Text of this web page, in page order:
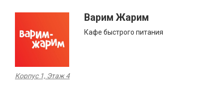
Варим Жарим
Кафе быстрого питания
Корпус 1, Этаж 4